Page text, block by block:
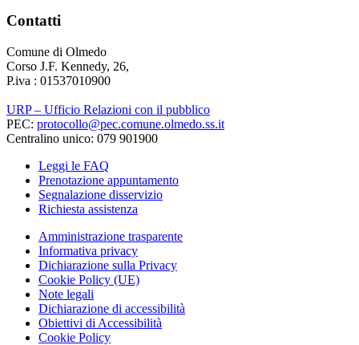
Contatti
Comune di Olmedo
Corso J.F. Kennedy, 26,
P.iva : 01537010900
URP – Ufficio Relazioni con il pubblico
PEC: protocollo@pec.comune.olmedo.ss.it
Centralino unico: 079 901900
Leggi le FAQ
Prenotazione appuntamento
Segnalazione disservizio
Richiesta assistenza
Amministrazione trasparente
Informativa privacy
Dichiarazione sulla Privacy
Cookie Policy (UE)
Note legali
Dichiarazione di accessibilità
Obiettivi di Accessibilità
Cookie Policy